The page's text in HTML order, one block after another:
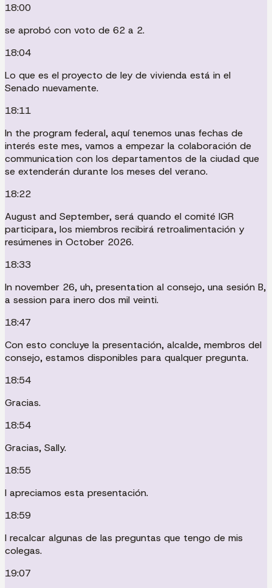
18:00
se aprobó con voto de 62 a 2.
18:04
Lo que es el proyecto de ley de vivienda está in el
Senado nuevamente.
18:11
In the program federal, aquí tenemos unas fechas de
interés este mes, vamos a empezar la colaboración de
communication con los departamentos de la ciudad que
se extenderán durante los meses del verano.
18:22
August and September, será quando el comité IGR
participara, los miembros recibirá retroalimentación y
resúmenes in October 2026.
18:33
In november 26, uh, presentation al consejo, una sesión B,
a session para inero dos mil veinti.
18:47
Con esto concluye la presentación, alcalde, membros del
consejo, estamos disponibles para qualquer pregunta.
18:54
Gracias.
18:54
Gracias, Sally.
18:55
I apreciamos esta presentación.
18:59
I recalcar algunas de las preguntas que tengo de mis
colegas.
19:07